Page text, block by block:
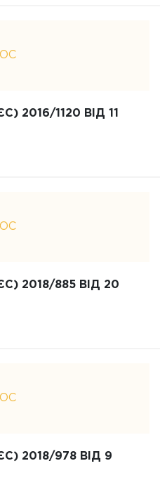
2016/1120 ВІД 11
2018/885 ВІД 20
2018/978 ВІД 9